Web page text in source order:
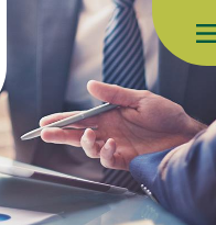
跳到内容（按回车键）